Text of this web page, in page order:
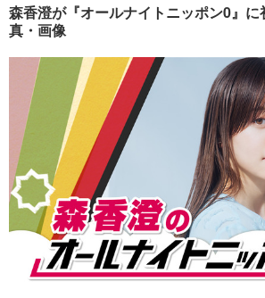
森香澄が『オールナイトニッポン0』
真・画像